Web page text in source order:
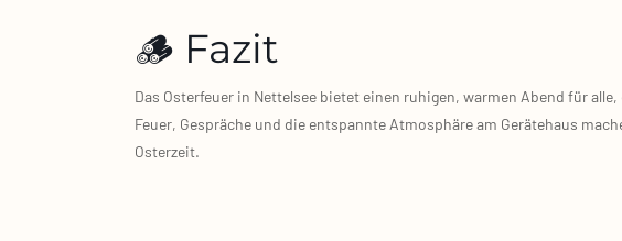
🪵 Fazit
Das Oster­feu­er in Net­tel­see bie­tet einen ruhi­gen, war­men Abend für
Feu­er, Gesprä­che und die ent­spann­te Atmo­sphä­re am Gerä­te­haus
Oster­zeit.